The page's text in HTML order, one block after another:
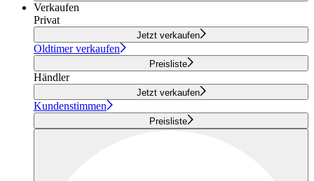
Verkaufen
Privat
Jetzt verkaufen
Oldtimer verkaufen
Preisliste
Händler
Jetzt verkaufen
Kundenstimmen
Preisliste